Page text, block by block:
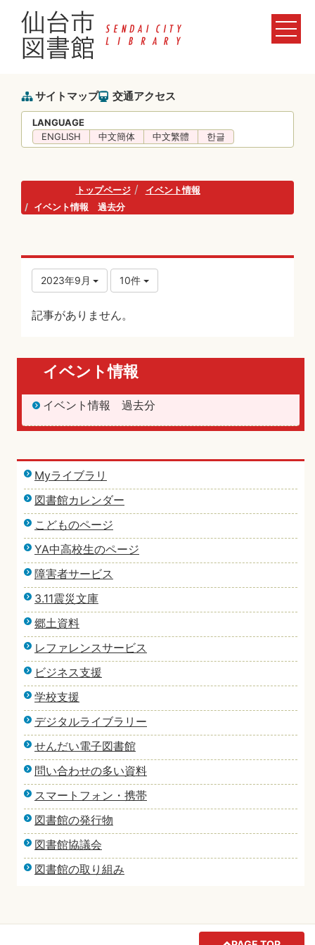
サイトマップ 交通アクセス
LANGUAGE
ENGLISH
中文簡体 中文繁體 한글
トップページ
イベント情報
イベント情報 過去分
2023年9月 10件
記事がありません。
イベント情報
イベント情報 過去分
Myライブラリ
図書館カレンダー
こどものページ
YA中高校生のページ
障害者サービス
3.11震災文庫
郷土資料
レファレンスサービス
ビジネス支援
学校支援
デジタルライブラリー
せんだい電子図書館
問い合わせの多い資料
スマートフォン・携帯
図書館の発行物
図書館協議会
図書館の取り組み